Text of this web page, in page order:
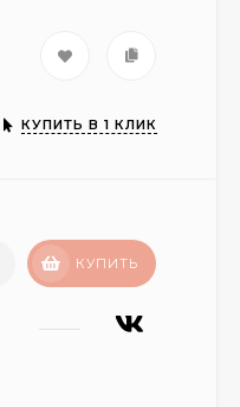
КУПИТЬ В 1 КЛИК
КУПИТЬ